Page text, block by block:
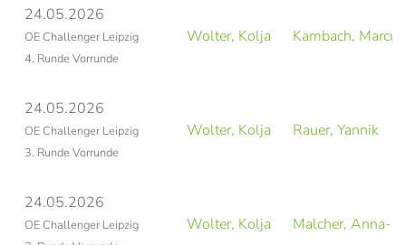
24.05.2026
OE Challenger Leipzig
4. Runde Vorrunde
Wolter, Kolja Kambach, Marcus
24.05.2026
OE Challenger Leipzig
3. Runde Vorrunde
Wolter, Kolja Rauer, Yannik
24.05.2026
OE Challenger Leipzig
Wolter, Kolja Malcher, Anna-